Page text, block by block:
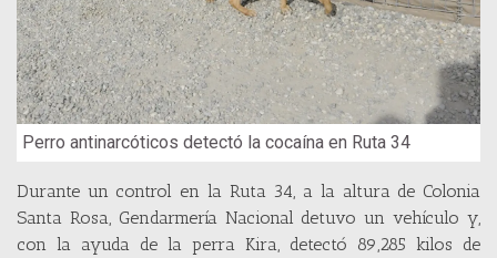
Perro antinarcóticos detectó la cocaína en Ruta 34
Durante un control en la Ruta 34, a la altura de Colonia
Santa Rosa, Gendarmería Nacional detuvo un vehículo y,
con la ayuda de la perra Kira, detectó 89,285 kilos de